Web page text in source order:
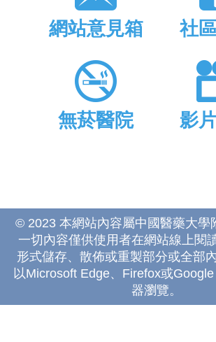
網站意見箱 社
無菸醫院 影
© 2023 本網站內容屬中國醫藥大學
一切內容僅供使用者在網站線上閱
形式儲存、散佈或重製部分或全部
以Microsoft Edge、Firefox或
器瀏覽。